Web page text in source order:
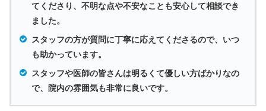
てくださり、不明な点や不安なことも安心して相談でき
ました。
スタッフの方が質問に丁寧に応えてくださるので、いつ
も助かっています。
スタッフや医師の皆さんは明るくて優しい方ばかりなの
で、院内の雰囲気も非常に良いです。